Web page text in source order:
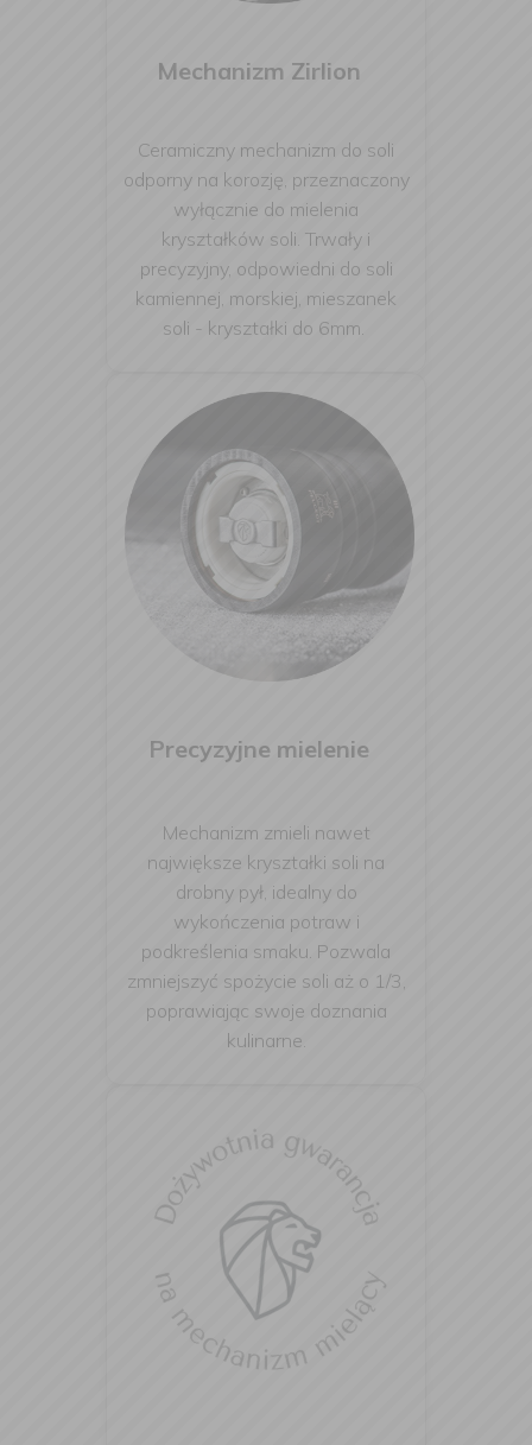
Mechanizm Zirlion
Ceramiczny mechanizm do soli
odporny na korozję, przeznaczony
wyłącznie do mielenia
kryształków soli. Trwały i
precyzyjny, odpowiedni do soli
kamiennej, morskiej, mieszanek
soli - kryształki do 6mm.
Precyzyjne mielenie
Mechanizm zmieli nawet
największe kryształki soli na
drobny pył, idealny do
wykończenia potraw i
podkreślenia smaku. Pozwala
zmniejszyć spożycie soli aż o 1/3,
poprawiając swoje doznania
kulinarne.